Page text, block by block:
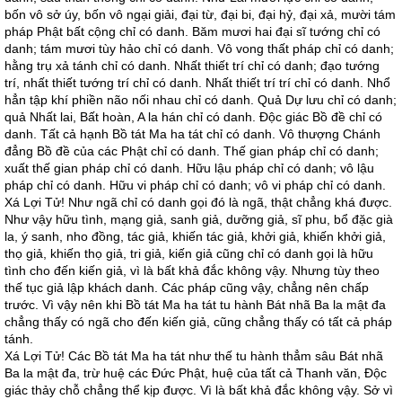
bốn vô sở úy, bốn vô ngại giải, đại từ, đại bi, đại hỷ, đại xả, mười tám
pháp Phật bất cộng chỉ có danh. Băm mươi hai đại sĩ tướng chỉ có
danh; tám mươi tùy hảo chỉ có danh. Vô vong thất pháp chỉ có danh;
hằng trụ xả tánh chỉ có danh. Nhất thiết trí chỉ có danh; đạo tướng
trí, nhất thiết tướng trí chỉ có danh. Nhất thiết trí trí chỉ có danh. Nhổ
hẳn tập khí phiền não nối nhau chỉ có danh. Quả Dự lưu chỉ có danh;
quả Nhất lai, Bất hoàn, A la hán chỉ có danh. Độc giác Bồ đề chỉ có
danh. Tất cả hạnh Bồ tát Ma ha tát chỉ có danh. Vô thượng Chánh
đẳng Bồ đề của các Phật chỉ có danh. Thế gian pháp chỉ có danh;
xuất thế gian pháp chỉ có danh. Hữu lậu pháp chỉ có danh; vô lậu
pháp chỉ có danh. Hữu vi pháp chỉ có danh; vô vi pháp chỉ có danh.
Xá Lợi Tử! Như ngã chỉ có danh gọi đó là ngã, thật chẳng khá được.
Như vậy hữu tình, mạng giả, sanh giả, dưỡng giả, sĩ phu, bổ đặc già
la, ý sanh, nho đồng, tác giả, khiến tác giả, khởi giả, khiến khởi giả,
thọ giả, khiến thọ giả, tri giả, kiến giả cũng chỉ có danh gọi là hữu
tình cho đến kiến giả, vì là bất khả đắc không vậy. Nhưng tùy theo
thế tục giả lập khách danh. Các pháp cũng vậy, chẳng nên chấp
trước. Vì vậy nên khi Bồ tát Ma ha tát tu hành Bát nhã Ba la mật đa
chẳng thấy có ngã cho đến kiến giả, cũng chẳng thấy có tất cả pháp
tánh.
Xá Lợi Tử! Các Bồ tát Ma ha tát như thế tu hành thẳm sâu Bát nhã
Ba la mật đa, trừ huệ các Đức Phật, huệ của tất cả Thanh văn, Độc
giác thảy chỗ chẳng thể kịp được. Vì là bất khả đắc không vậy. Sở vì